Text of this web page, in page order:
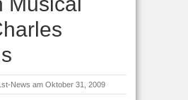
News am Oktober 31, 2009